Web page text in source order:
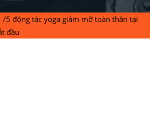
/5 động tác yoga giảm mỡ toàn thân tại
đầu